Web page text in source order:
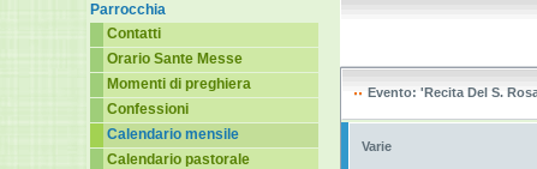
Parrocchia
Contatti
Orario Sante Messe
Momenti di preghiera
Confessioni
Calendario mensile
Calendario pastorale
Evento: 'Recita Del S.
Varie